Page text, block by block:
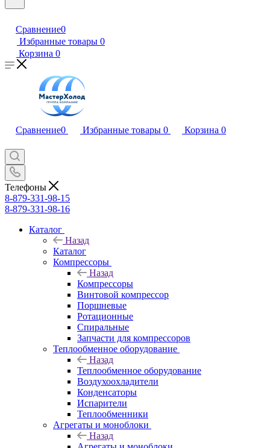
Сравнение0
Избранные товары 0
Корзина 0
Сравнение0 Избранные товары 0 Корзина 0
Телефоны
8-879-331-98-15
8-879-331-98-16
Каталог
Назад
Каталог
Компрессоры
Назад
Компрессоры
Винтовой компрессор
Поршневые
Ротационные
Спиральные
Запчасти для компрессоров
Теплообменное оборудование
Назад
Теплообменное оборудование
Воздухоохладители
Конденсаторы
Испарители
Теплообменники
Агрегаты и моноблоки
Назад